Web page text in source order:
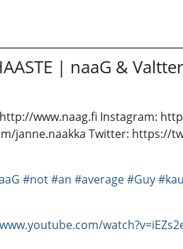
| naaG &
http://www.naag.fi Instagram:
janne.naakka Twitter: https://
#not#an #average#Guy